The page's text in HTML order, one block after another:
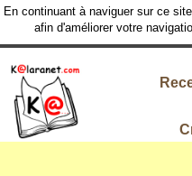
En continuant à naviguer sur ce
afin d'améliorer votre